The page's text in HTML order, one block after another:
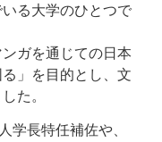
る大学のひとつで
ガを通じての日本
」を目的とし、文
た。
学長特任補佐や、